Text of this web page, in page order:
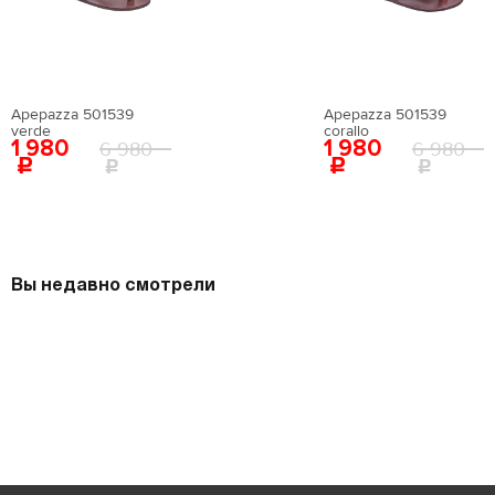
Apepazza 501539
verde
1 980 6 980
Apepazza 501539
corallo
1 980 6 980
Вы недавно смотрели